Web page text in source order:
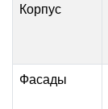
Корпус
Фасады